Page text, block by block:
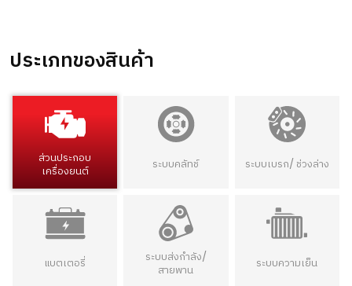
ประเภทของสินค้า
ส่วนประกอบ
เครื่องยนต์
ระบบคลัทช์ ระบบเบรก/ ช่วงล่าง
แบตเตอรี่
ระบบส่งกำลัง/
สายพาน
ระบบความเย็น